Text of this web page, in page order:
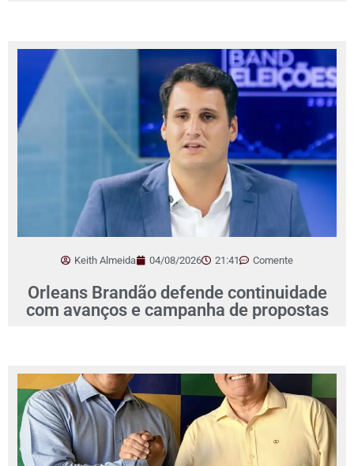
Keith Almeida 04/08/2026 21:41 Comente
Orleans Brandão defende continuidade
com avanços e campanha de propostas